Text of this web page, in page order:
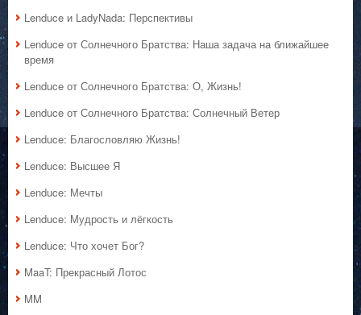
Lenduce и LadyNada: Перспективы
Lenduce от Солнечного Братства: Наша задача на ближайшее
время
Lenduce от Солнечного Братства: О, Жизнь!
Lenduce от Солнечного Братства: Солнечный Ветер
Lenduce: Благословляю Жизнь!
Lenduce: Высшее Я
Lenduce: Мечты
Lenduce: Мудрость и лёгкость
Lenduce: Что хочет Бог?
MaaT: Прекрасный Лотос
MM